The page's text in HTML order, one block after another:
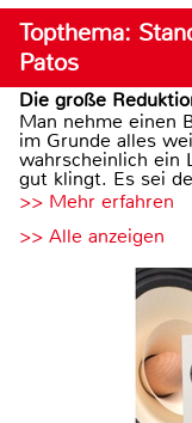
Topthema:
Patos
Die große
Man nehme einen
im Grunde alles
wahrscheinlich ein
gut klingt. Es sei
>> Mehr erfahren
>> Alle anzeigen